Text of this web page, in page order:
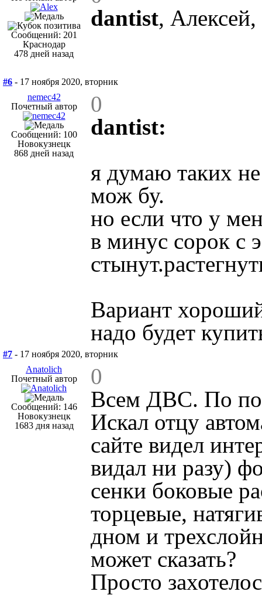
Сообщений: 201
Краснодар
478 дней назад
dantist, Алексей,
#6 - 17 ноября 2020, вторник
nemec42
Почетный автор
Сообщений: 100
Новокузнецк
868 дней назад
0
dantist:
я думаю таких
мож бу.
но если что у
в минус сорок с
Вариант
надо будет
#7 - 17 ноября 2020, вторник
Anatolich
Почетный автор
Сообщений: 146
Новокузнецк
1683 дня назад
0
Всем ДВС. По
Искал отцу
сайте видел
видал ни разу)
сенки боковые
торцевые,
дном и
может сказать?
Просто